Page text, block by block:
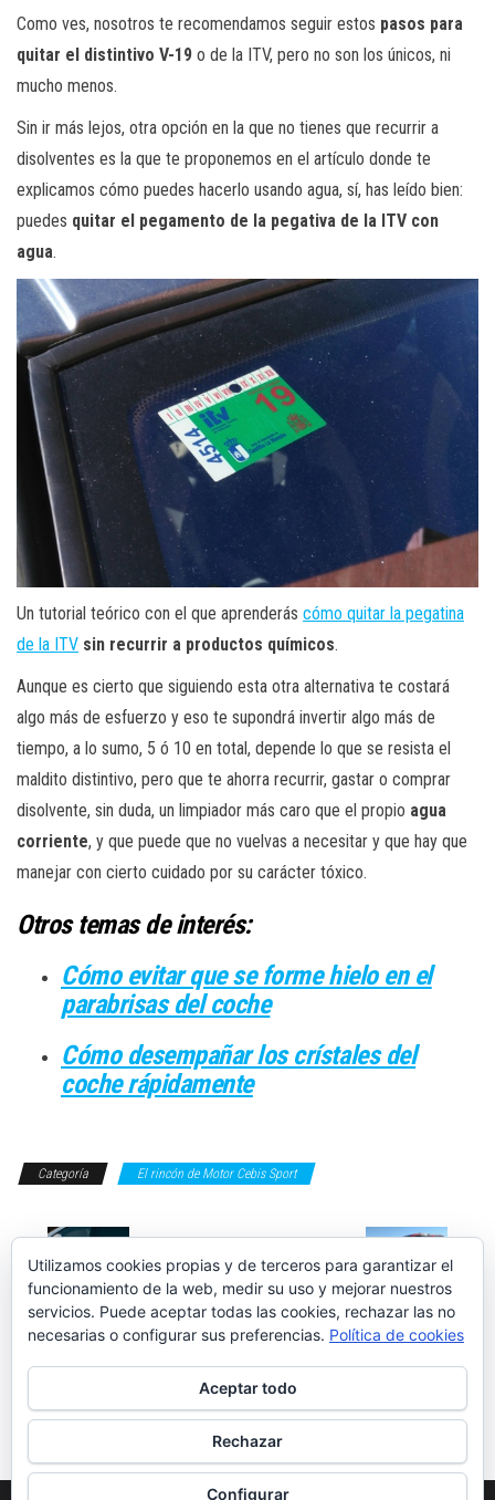
Como ves, nosotros te recomendamos seguir estos pasos para
quitar el distintivo V-19 o de la ITV, pero no son los únicos, ni
mucho menos.
Sin ir más lejos, otra opción en la que no tienes que recurrir a
disolventes es la que te proponemos en el artículo donde te
explicamos cómo puedes hacerlo usando agua, sí, has leído bien:
puedes quitar el pegamento de la pegativa de la ITV con
agua.
Un tutorial teórico con el que aprenderás cómo quitar la pegatina
de la ITV sin recurrir a productos químicos.
Aunque es cierto que siguiendo esta otra alternativa te costará
algo más de esfuerzo y eso te supondrá invertir algo más de
tiempo, a lo sumo, 5 ó 10 en total, depende lo que se resista el
maldito distintivo, pero que te ahorra recurrir, gastar o comprar
disolvente, sin duda, un limpiador más caro que el propio agua
corriente, y que puede que no vuelvas a necesitar y que hay que
manejar con cierto cuidado por su carácter tóxico.
Otros temas de interés:
Cómo evitar que se forme hielo en el
parabrisas del coche
Cómo desempañar los crístales del
coche rápidamente
Categoría El rincón de Motor Cebis Sport
Gasolina
sintética: qué es
qué podría
motores
Recopilación:
todas las
2023
Utilizamos cookies propias y de terceros para garantizar el
funcionamiento de la web, medir su uso y mejorar nuestros
servicios. Puede aceptar todas las cookies, rechazar las no
necesarias o configurar sus preferencias. Política de cookies
Aceptar todo
Rechazar
Configurar